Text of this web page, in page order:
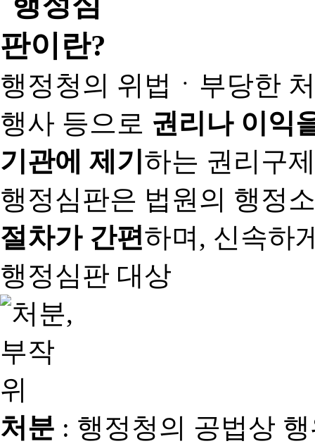
행정청의 위법ㆍ부당한
행사 등으로 권리나 이익
기관에 제기하는 권리구
행정심판은 법원의 행정
절차가 간편하며, 신속하
행정심판 대상
처분 : 행정청의 공법상